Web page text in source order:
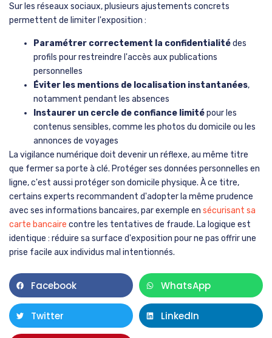
Sur les réseaux sociaux, plusieurs ajustements concrets
permettent de limiter l'exposition :
Paramétrer correctement la confidentialitédes
profils pour restreindre l'accès aux publications
personnelles
Éviter les mentions de localisation instantanées,
notamment pendant les absences
Instaurer un cercle de confiance limitépour les
contenus sensibles, comme les photos du domicile ou les
annonces de voyages
La vigilance numérique doit devenir un réflexe, au même titre
que fermer sa porte à clé. Protéger ses données personnelles en
ligne, c'est aussi protéger son domicile physique. À ce titre,
certains experts recommandent d'adopter la même prudence
avec ses informations bancaires, par exemple en sécurisant sa
carte bancaire contre les tentatives de fraude. La logique est
identique : réduire sa surface d'exposition pour ne pas offrir une
prise facile aux individus mal intentionnés.
Facebook WhatsApp
Twitter LinkedIn